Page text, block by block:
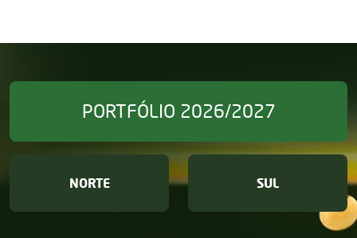
PORTFÓLIO 2026/2027
NORTE SUL